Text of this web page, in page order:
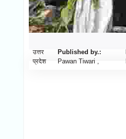
उत्तर
प्रदेश
Published by.:
Pawan Tiwari ,